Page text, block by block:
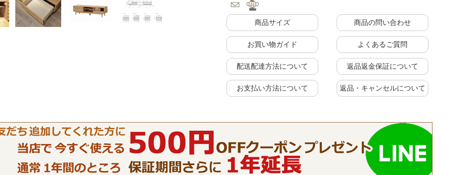
ダストボックス収納可能
スライド棚付き
特徴で選ぶ
【Pots】鍋・フライパン収納
【LASCO】ロータイプ
商品サイズ 商品の問い合わせ
お買い物ガイド よくあるご質問
配送配達方法について 返品返金保証について
お支払い方法について 返品・キャンセルについて